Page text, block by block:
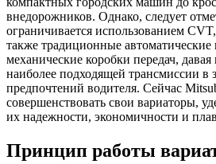
внедорожников. Однако, следует
ограничивается использованием
также традиционные автоматические
механические коробки передач,
наиболее подходящей трансмиссии в
предпочтений водителя. Сейчас
совершенствовать свои вариаторы,
их надежности, экономичности и
Принцип работы